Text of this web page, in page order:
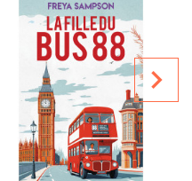
navigate_next